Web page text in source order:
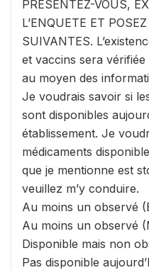
PRESENTEZ-VOUS,
L’ENQUETE ET
SUIVANTES.
et vaccins sera
au moyen des
Je voudrais savoir si
sont disponibles
établissement. Je
médicaments
que je mentionne est
veuillez m’y conduire.
Au moins un observé
Au moins un observé
Disponible mais non
Pas disponible